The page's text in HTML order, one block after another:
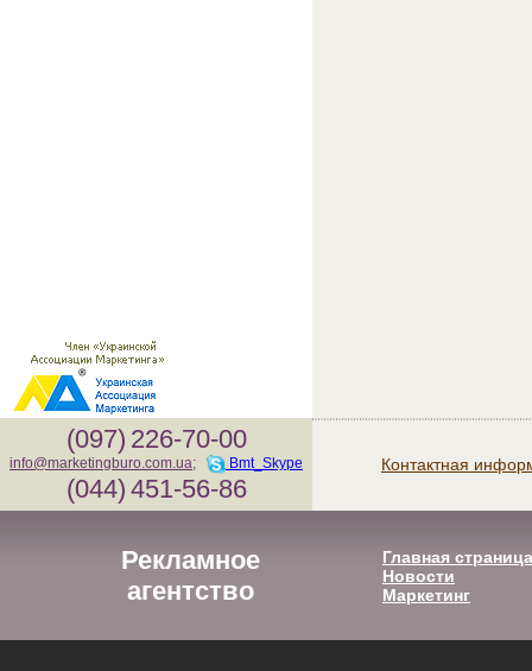
(097) 226-70-00
info@marketingburo.com.ua; Bmt_Skype
(044) 451-56-86
Контактная
Рекламное
агентство
Главная страница
Новости
Маркетинг